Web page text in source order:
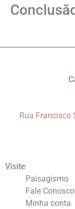
Rua Francisco
Visite
Paisagismo
Fale Conosco
Minha conta